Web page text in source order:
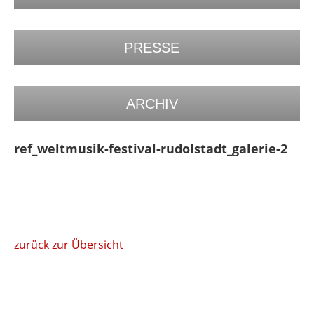
PRESSE
ARCHIV
ref_weltmusik-festival-rudolstadt_galerie-2
zurück zur Übersicht